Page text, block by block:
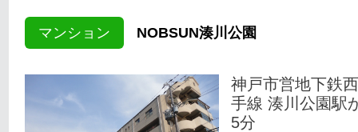
マンション NOBSUN湊川公園
神戸市営地下鉄
手線 湊川公園駅
5分